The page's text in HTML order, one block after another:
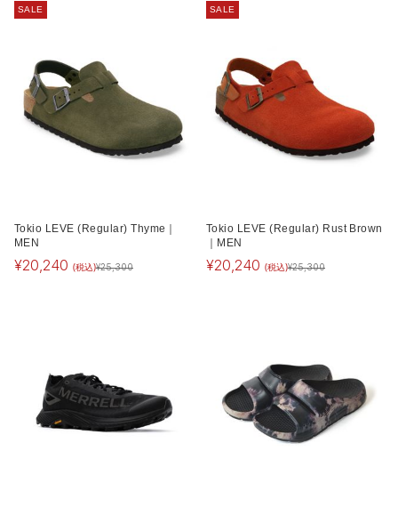
SALE
Tokio LEVE (Regular) Thyme｜
MEN
¥20,240 (税込)¥25,300
SALE
Tokio LEVE (Regular) Rust Brown
｜MEN
¥20,240 (税込)¥25,300